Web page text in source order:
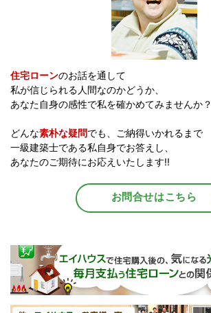
住宅ローンのお話を通して
私が信じられる人間なのかどうか、
あなた自身の感性で私を確かめてみませんか？
どんな素朴な疑問でも、ご納得いかれるまで
一級建築士である私自身でお答えし、
あなたのご期待にお応えいたします!!
お問合せはこちら